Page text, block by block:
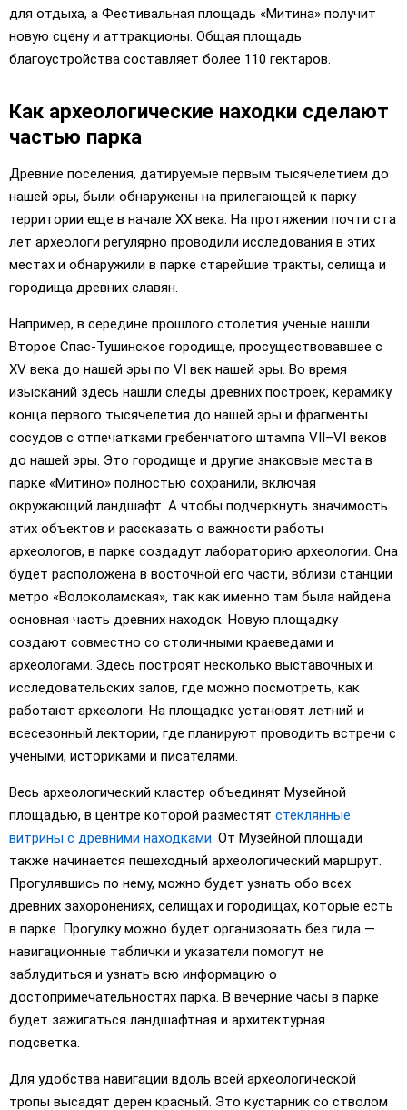
для отдыха, а Фестивальная площадь «Митина» получит
новую сцену и аттракционы. Общая площадь
благоустройства составляет более 110 гектаров.
Как археологические находки сделают
частью парка
Древние поселения, датируемые первым тысячелетием до
нашей эры, были обнаружены на прилегающей к парку
территории еще в начале XX века. На протяжении почти ста
лет археологи регулярно проводили исследования в этих
местах и обнаружили в парке старейшие тракты, селища и
городища древних славян.
Например, в середине прошлого столетия ученые нашли
Второе Спас-Тушинское городище, просуществовавшее с
XV века до нашей эры по VI век нашей эры. Во время
изысканий здесь нашли следы древних построек, керамику
конца первого тысячелетия до нашей эры и фрагменты
сосудов с отпечатками гребенчатого штампа VII–VI веков
до нашей эры. Это городище и другие знаковые места в
парке «Митино» полностью сохранили, включая
окружающий ландшафт. А чтобы подчеркнуть значимость
этих объектов и рассказать о важности работы
археологов, в парке создадут лабораторию археологии. Она
будет расположена в восточной его части, вблизи станции
метро «Волоколамская», так как именно там была найдена
основная часть древних находок. Новую площадку
создают совместно со столичными краеведами и
археологами. Здесь построят несколько выставочных и
исследовательских залов, где можно посмотреть, как
работают археологи. На площадке установят летний и
всесезонный лектории, где планируют проводить встречи с
учеными, историками и писателями.
Весь археологический кластер объединят Музейной
площадью, в центре которой разместят стеклянные
витрины с древними находками. От Музейной площади
также начинается пешеходный археологический маршрут.
Прогулявшись по нему, можно будет узнать обо всех
древних захоронениях, селищах и городищах, которые есть
в парке. Прогулку можно будет организовать без гида —
навигационные таблички и указатели помогут не
заблудиться и узнать всю информацию о
достопримечательностях парка. В вечерние часы в парке
будет зажигаться ландшафтная и архитектурная
подсветка.
Для удобства навигации вдоль всей археологической
тропы высадят дерен красный. Это кустарник со стволом